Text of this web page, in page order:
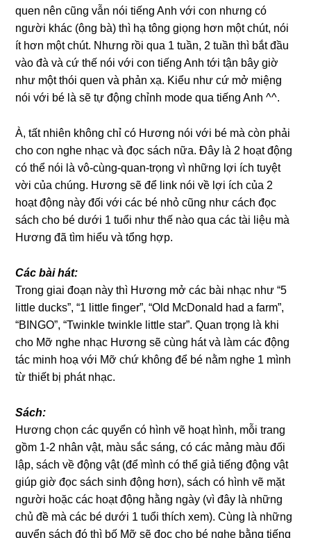
quen nên cũng vẫn nói tiếng Anh với con nhưng có
người khác (ông bà) thì hạ tông giọng hơn một chút, nói
ít hơn một chút. Nhưng rồi qua 1 tuần, 2 tuần thì bắt đầu
vào đà và cứ thế nói với con tiếng Anh tới tận bây giờ
như một thói quen và phản xạ. Kiểu như cứ mở miệng
nói với bé là sẽ tự động chỉnh mode qua tiếng Anh ^^.
À, tất nhiên không chỉ có Hương nói với bé mà còn phải
cho con nghe nhạc và đọc sách nữa. Đây là 2 hoạt động
có thể nói là vô-cùng-quan-trọng vì những lợi ích tuyệt
vời của chúng. Hương sẽ để link nói về lợi ích của 2
hoạt động này đối với các bé nhỏ cũng như cách đọc
sách cho bé dưới 1 tuổi như thế nào qua các tài liệu mà
Hương đã tìm hiểu và tổng hợp.
Các bài hát:
Trong giai đoạn này thì Hương mở các bài nhạc như “5
little ducks”, “1 little finger”, “Old McDonald had a farm”,
“BINGO”, “Twinkle twinkle little star”. Quan trọng là khi
cho Mỡ nghe nhạc Hương sẽ cùng hát và làm các động
tác minh hoạ với Mỡ chứ không để bé nằm nghe 1 mình
từ thiết bị phát nhạc.
Sách:
Hương chọn các quyển có hình vẽ hoạt hình, mỗi trang
gồm 1-2 nhân vật, màu sắc sáng, có các mảng màu đối
lập, sách về động vật (để mình có thể giả tiếng động vật
giúp giờ đọc sách sinh động hơn), sách có hình vẽ mặt
người hoặc các hoạt động hằng ngày (vì đây là những
chủ đề mà các bé dưới 1 tuổi thích xem). Cùng là những
quyển sách đó thì bố Mỡ sẽ đọc cho bé nghe bằng tiếng